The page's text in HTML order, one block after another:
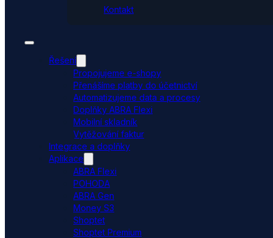
Kontakt
Řešení
Propojujeme e-shopy
Přenášíme platby do účetnictví
Automatizujeme data a procesy
Doplňky ABRA Flexi
Mobilní skladník
Vytěžování faktur
Integrace a doplňky
Aplikace
ABRA Flexi
POHODA
ABRA Gen
Money S3
Shoptet
Shoptet Premium